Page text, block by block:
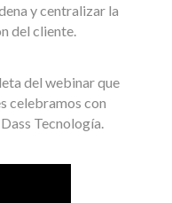
y centralizar la
del cliente.
del webinar que
celebramos con
Tecnología.